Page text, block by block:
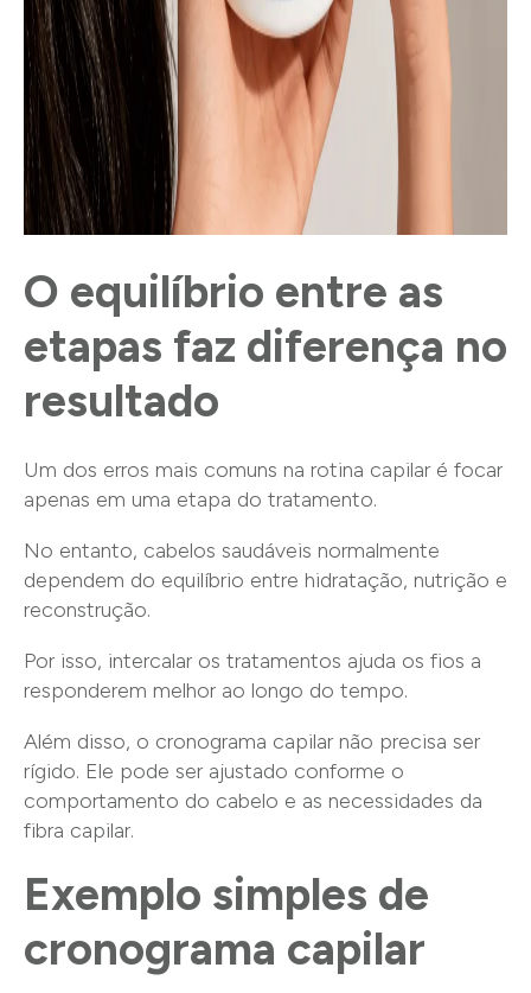
O equilíbrio entre as
etapas faz diferença no
resultado
Um dos erros mais comuns na rotina capilar é focar
apenas em uma etapa do tratamento.
No entanto, cabelos saudáveis normalmente
dependem do equilíbrio entre hidratação, nutrição e
reconstrução.
Por isso, intercalar os tratamentos ajuda os fios a
responderem melhor ao longo do tempo.
Além disso, o cronograma capilar não precisa ser
rígido. Ele pode ser ajustado conforme o
comportamento do cabelo e as necessidades da
fibra capilar.
Exemplo simples de
cronograma capilar